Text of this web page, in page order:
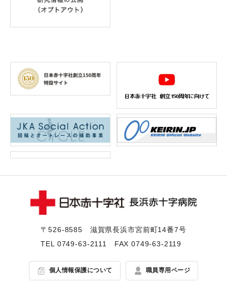
〒526-8585 滋賀県⻑浜市宮前町14番7号
TEL 0749-63-2111 FAX 0749-63-2119
個人情報保護について 職員専用ページ